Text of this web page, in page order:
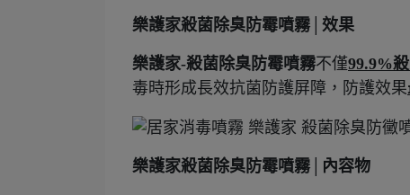
樂護家殺菌除臭防霉噴霧│效果
樂護家-殺菌除臭防霉噴霧不僅99.9%
毒時形成長效抗菌防護屏障，防護效果
樂護家殺菌除臭防霉噴霧│內容物